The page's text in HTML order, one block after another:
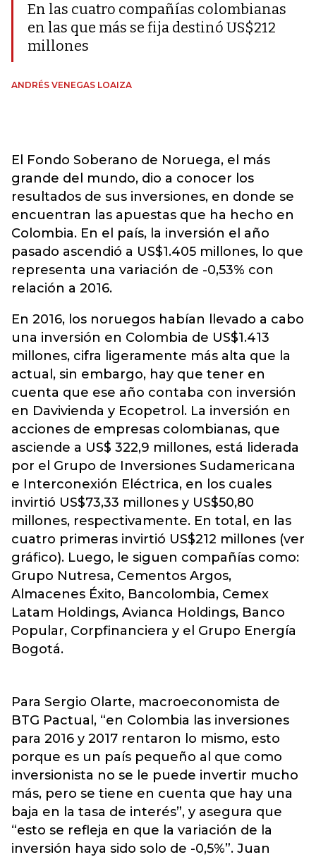
En las cuatro compañías colombianas
en las que más se fija destinó US$212
millones
ANDRÉS VENEGAS LOAIZA
El Fondo Soberano de Noruega, el más
grande del mundo, dio a conocer los
resultados de sus inversiones, en donde se
encuentran las apuestas que ha hecho en
Colombia. En el país, la inversión el año
pasado ascendió a US$1.405 millones, lo que
representa una variación de -0,53% con
relación a 2016.
En 2016, los noruegos habían llevado a cabo
una inversión en Colombia de US$1.413
millones, cifra ligeramente más alta que la
actual, sin embargo, hay que tener en
cuenta que ese año contaba con inversión
en Davivienda y Ecopetrol. La inversión en
acciones de empresas colombianas, que
asciende a US$ 322,9 millones, está liderada
por el Grupo de Inversiones Sudamericana
e Interconexión Eléctrica, en los cuales
invirtió US$73,33 millones y US$50,80
millones, respectivamente. En total, en las
cuatro primeras invirtió US$212 millones (ver
gráfico). Luego, le siguen compañías como:
Grupo Nutresa, Cementos Argos,
Almacenes Éxito, Bancolombia, Cemex
Latam Holdings, Avianca Holdings, Banco
Popular, Corpfinanciera y el Grupo Energía
Bogotá.
Para Sergio Olarte, macroeconomista de
BTG Pactual, “en Colombia las inversiones
para 2016 y 2017 rentaron lo mismo, esto
porque es un país pequeño al que como
inversionista no se le puede invertir mucho
más, pero se tiene en cuenta que hay una
baja en la tasa de interés”, y asegura que
“esto se refleja en que la variación de la
inversión haya sido solo de -0,5%”. Juan